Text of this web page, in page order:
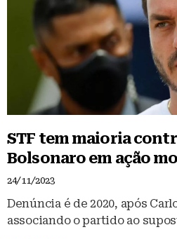
STF tem maioria
Bolsonaro em ação
24/11/2023
Denúncia é de 2020, após
associando o partido ao